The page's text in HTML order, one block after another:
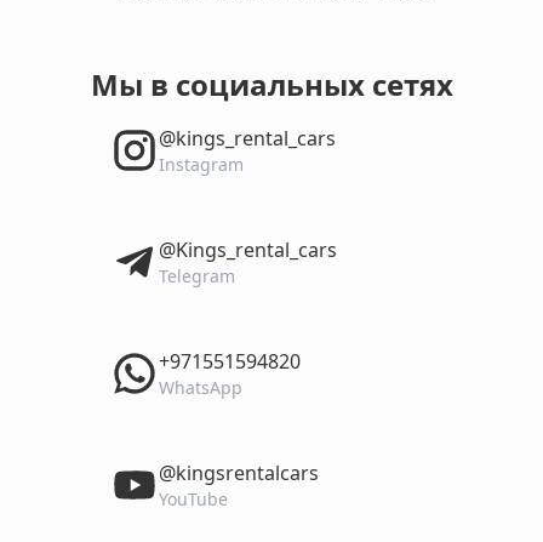
Мы в социальных сетях
‎@kings_rental_cars
Instagram
‎@Kings_rental_cars
Telegram
‎+971551594820
WhatsApp
‎@kingsrentalcars
YouTube